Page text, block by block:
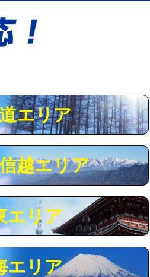
め戻し作
管・銅
44,000円
管・銅
超え)
+8,800円
し作業） 11,000円~
55,000円
66,000円
㎝まで） 27,500円
エリア
越エリア
エリア
エリア